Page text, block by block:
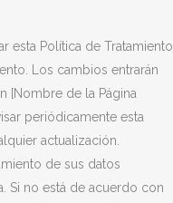
esta Política de Tratamiento
Los cambios entrarán
[Nombre de la Página
periódicamente esta
actualización.
de sus datos
Si no está de acuerdo con